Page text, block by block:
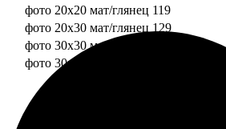
фото 20х20 мат/глянец 119
фото 20х30 мат/глянец 129
фото 30х30 мат/глянец
фото 30х40 мат/глянец